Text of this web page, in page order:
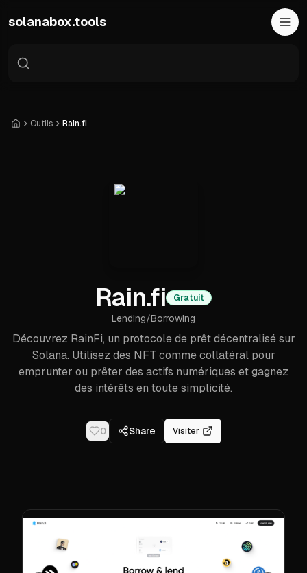
solanabox.tools
AccueilOutils Rain.fi
Rain.fi Gratuit
Lending/Borrowing
Découvrez RainFi, un protocole de prêt décentralisé sur
Solana. Utilisez des NFT comme collatéral pour
emprunter ou prêter des actifs numériques et gagnez
des intérêts en toute simplicité.
0 Share Visiter